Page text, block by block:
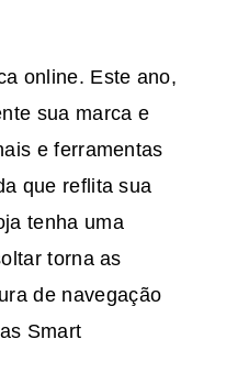
online. Este ano,
sua marca e
e ferramentas
que reflita sua
tenha uma
torna as
de navegação
Smart